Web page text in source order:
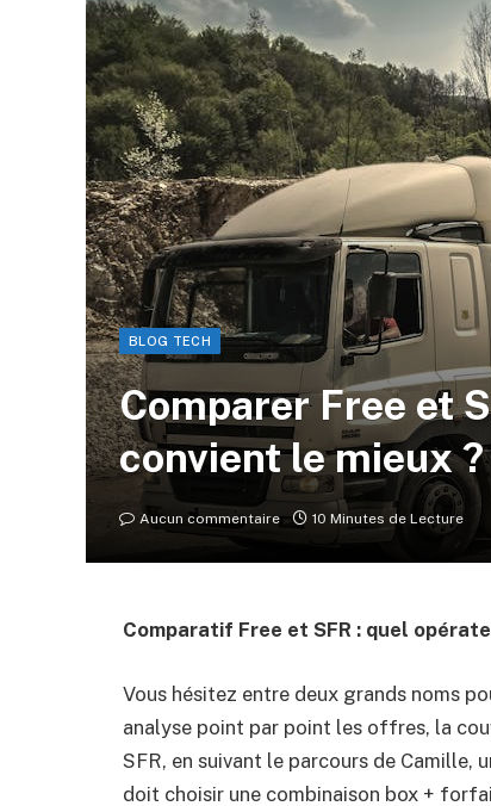
BLOG TECH
Comparer Free et
convient le mieux ?
Aucun commentaire 10 Minutes de Lecture
Comparatif Free et SFR : quel
Vous hésitez entre deux grands noms
analyse point par point les offres, la
SFR, en suivant le parcours de Camille,
doit choisir une combinaison box +